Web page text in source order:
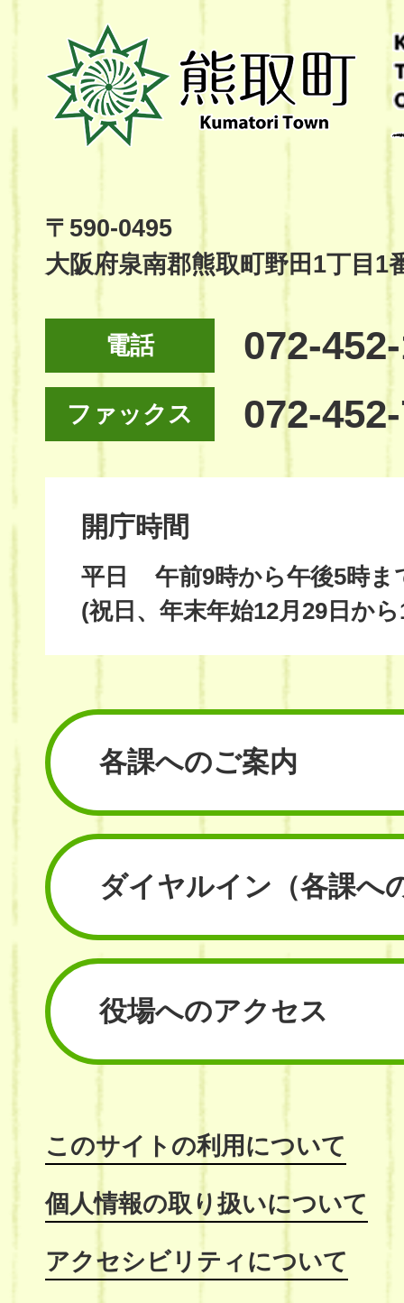
熊
取
町
Kumatori
Site
〒590-0495
大阪府泉南郡熊取町野田1丁目1
電話 072-
ファックス 072-
開庁時間
平日
午前9時から午後5時ま
(祝日、年末年始12月29日か
各課へのご案内
ダイヤルイン （各課へ
役場へのアクセス
このサイトの利用について
個人情報の取り扱いについて
アクセシビリティについて